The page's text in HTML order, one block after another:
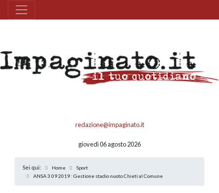
redazione@impaginato.it
giovedì 06 agosto 2026
Sei qui: Home
Sport
ANSA 3 09 2019 : Gestione stadio nuoto Chieti al Comune